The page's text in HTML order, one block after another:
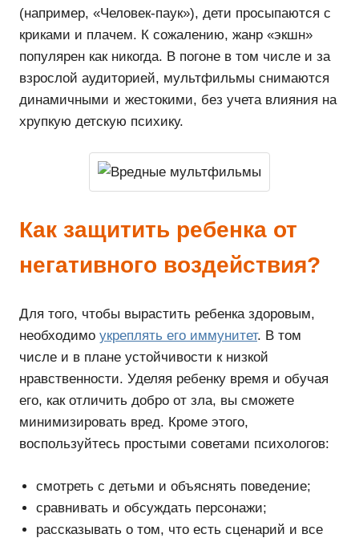
(например, «Человек-паук»), дети просыпаются с
криками и плачем. К сожалению, жанр «экшн»
популярен как никогда. В погоне в том числе и за
взрослой аудиторией, мультфильмы снимаются
динамичными и жестокими, без учета влияния на
хрупкую детскую психику.
Как защитить ребенка от
негативного воздействия?
Для того, чтобы вырастить ребенка здоровым,
необходимо укреплять его иммунитет. В том
числе и в плане устойчивости к низкой
нравственности. Уделяя ребенку время и обучая
его, как отличить добро от зла, вы сможете
минимизировать вред. Кроме этого,
воспользуйтесь простыми советами психологов:
смотреть с детьми и объяснять поведение;
сравнивать и обсуждать персонажи;
рассказывать о том, что есть сценарий и все